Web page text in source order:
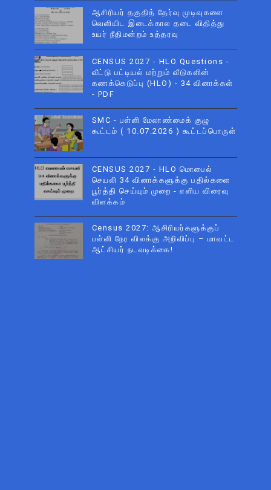
ஆசிரியர் தகுதித் தேர்வு முடிவுகளை
வெளியிட இடைக்கால தடை விதித்து
உயர் நீதிமன்றம் உத்தரவு
CENSUS 2027 - HLO Questions -
வீட்டு பட்டியல் மற்றும் வீடுகளின்
கணக்கெடுப்பு (HLO) - 34 வினாக்கள்
- PDF
SMC - பள்ளி மேலாண்மைக் குழு
கூட்டம் ( 10.07.2026 ) கூட்டப்பொருள்
CENSUS 2027 - HLO மொபைல்
செயலி 34 வினாக்களுக்கு பதில்களை
பூர்த்தி செய்யும் முறை - எளிய விரைவு
விளக்கம்
Census 2027: ஆசிரியர்களுக்குப்
பள்ளி நேர விலக்கு அறிவிப்பு – மாவட்ட
ஆட்சியர் நடவடிக்கை!